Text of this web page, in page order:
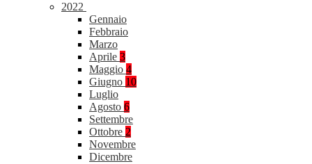
2022
Gennaio
Febbraio
Marzo
Aprile 3
Maggio 4
Giugno 10
Luglio
Agosto 6
Settembre
Ottobre 2
Novembre
Dicembre